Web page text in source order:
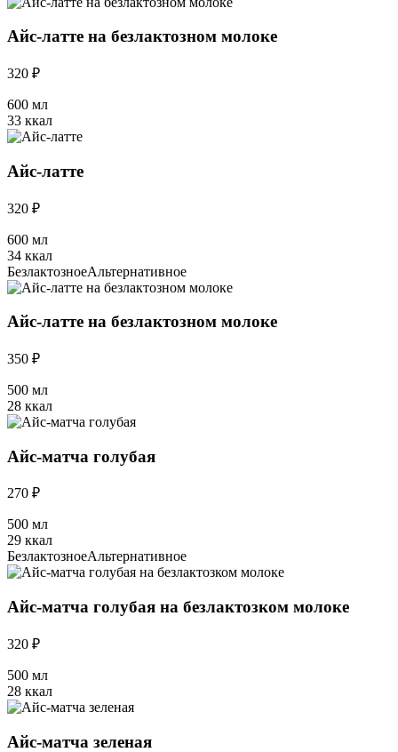
Айс-латте на безлактозном молоке
320 ₽
600 мл
33 ккал
Айс-латте
320 ₽
600 мл
34 ккал
БезлактозноеАльтернативное
Айс-латте на безлактозном молоке
350 ₽
500 мл
28 ккал
Айс-матча голубая
270 ₽
500 мл
29 ккал
БезлактозноеАльтернативное
Айс-матча голубая на безлактозком молоке
320 ₽
500 мл
28 ккал
Айс-матча зеленая